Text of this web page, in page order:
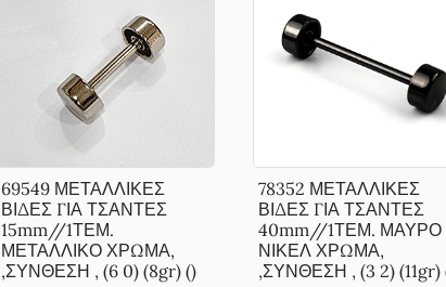
69549 ΜΕΤΑΛΛΙΚΕΣ
ΒΙΔΕΣ ΓΙΑ ΤΣΑΝΤΕΣ
15mm//1ΤΕΜ.
ΜΕΤΑΛΛΙΚΟ ΧΡΩΜΑ,
,ΣΥΝΘΕΣΗ , (6 0) (8gr) ()
78352 ΜΕΤΑΛΛΙΚΕΣ
ΒΙΔΕΣ ΓΙΑ ΤΣΑΝΤΕΣ
40mm//1ΤΕΜ. ΜΑΥΡΟ
ΝΙΚΕΛ ΧΡΩΜΑ,
,ΣΥΝΘΕΣΗ , (3 2) (11gr)